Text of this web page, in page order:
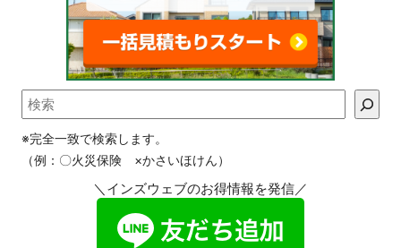
※完全一致で検索します。
（例：〇火災保険 ×かさいほけん）
＼インズウェブのお得情報を発信／